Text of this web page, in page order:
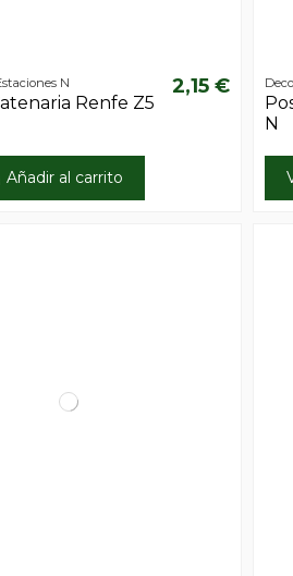
N
Renfe Z5
2,15 €
Añadir al carrito
N